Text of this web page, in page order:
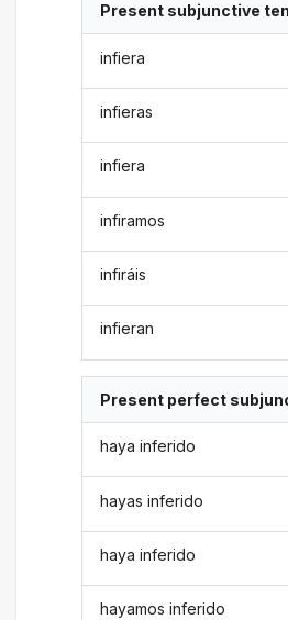
Present subjunctive
infiera
infieras
infiera
infiramos
infiráis
infieran
Present perfect
haya inferido
hayas inferido
haya inferido
hayamos inferido